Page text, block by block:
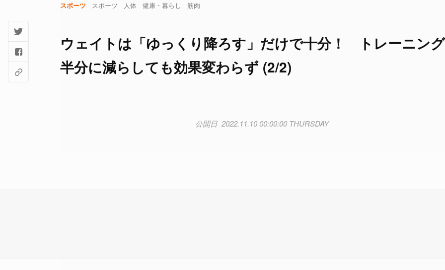
スポーツ スポーツ 人体 健康・暮らし 筋肉
ウェイトは「ゆっくり降ろす」だけで十分！ トレーニン
半分に減らしても効果変わらず (2/2)
2022.11.10 00:00:00 THURSDAY